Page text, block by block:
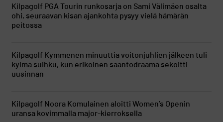
Kilpagolf PGA Tourin runkosarja on Sami Välimäen osalta
ohi, seuraavan kisan ajankohta pysyy vielä hämärän
peitossa
Kilpagolf Kymmenen minuuttia voitonjuhlien jälkeen tuli
kylmä suihku, kun erikoinen sääntödraama sekoitti
uusinnan
Kilpagolf Noora Komulainen aloitti Women’s Openin
uransa kovimmalla major-kierroksella